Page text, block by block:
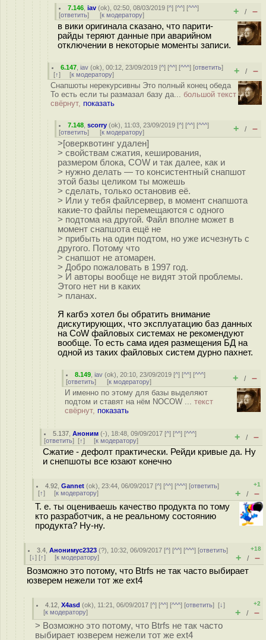
7.146 ,iav (ok), 02:50, 08/03/2019 [^] [^^] [^^^]
[ответить] [к модератору] + / –
в вики оригинала сказано, что парити-
райды теряют данные при аварийном
отключении в некоторые моменты записи.
6.147 ,iav (ok), 00:12, 23/09/2019 [^] [^^] [^^^] [ответить]
[↑] [к модератору] + / –
Снапшоты нерекурсивны Это полный конец обеда
То есть если ты размазал базу да... большой текст
свёрнут, показать
7.148 ,scorry (ok), 11:03, 23/09/2019 [^] [^^] [^^^]
[ответить] [к модератору] + / –
>[оверквотинг удален]
> свойствам сжатия, кеширования,
размером блока, COW и так далее, как и
> нужно делать — то консистентный снапшот
этой базы целиком ты можешь
> сделать, только остановив её.
> Или у тебя файлсервер, в момент снапшота
какие-то файлы перемещаются с одного
> подтома на другой. Файл вполне может в
момент снапшота ещё не
> прибыть на один подтом, но уже исчезнуть с
другого. Потому что
> снапшот не атомарен.
> Добро пожаловать в 1997 год.
> И авторы вообще не видят этой проблемы.
Этого нет ни в каких
> планах.
Я кагбэ хотел бы обратить внимание
дискутирующих, что эксплуатацию баз данных
на CoW файловых системах не рекомендуют
вообще. То есть сама идея размещения БД на
одной из таких файловых систем дурно пахнет.
8.149 ,iav (ok), 20:10, 23/09/2019 [^] [^^] [^^^]
[ответить] [к модератору] + / –
И именно по этому для базы выделяют
подтом и ставят на нём NOCOW ... текст
свёрнут, показать
5.137 ,Аноним (-), 18:48, 09/09/2017 [^] [^^] [^^^]
[ответить] [↑] [к модератору] + / –
Сжатие - дефолт практически. Рейди кривые да. Ну
и снепшоты все юзают конечно
4.92 ,Gannet (ok), 23:44, 06/09/2017 [^] [^^] [^^^] [ответить]
[↑] [к модератору]
+1
+ / –
Т. е. ты оцениваешь качество продукта по тому
кто разработчик, а не реальному состоянию
продукта? Ну-ну.
3.4 ,Анонимус2323 (?), 10:32, 06/09/2017 [^] [^^] [^^^] [ответить]
[↓] [↑] [к модератору]
+18
+ / –
Возможно это потому, что Btrfs не так часто выбирает
юзверем нежели тот же ext4
4.12 ,X4asd (ok), 11:21, 06/09/2017 [^] [^^] [^^^] [ответить][↓]
[к модератору]
+2
+ / –
> Возможно это потому, что Btrfs не так часто
выбирает юзверем нежели тот же ext4